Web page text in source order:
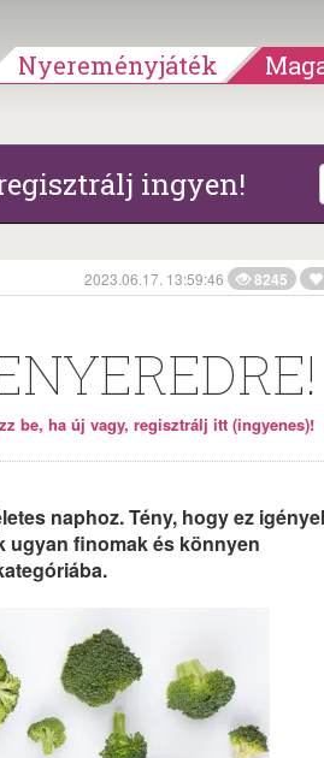
Nyereményjáték
ingyen!
2023.06.17. 13:59:46 8245
be, ha új vagy, regisztrálj itt (ingyenes)!
naphoz. Tény, hogy ez igényel
ugyan finomak és könnyen